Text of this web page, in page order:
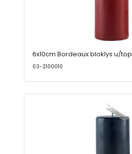
6x10cm Bordeaux bloklys u/top
03-2100010